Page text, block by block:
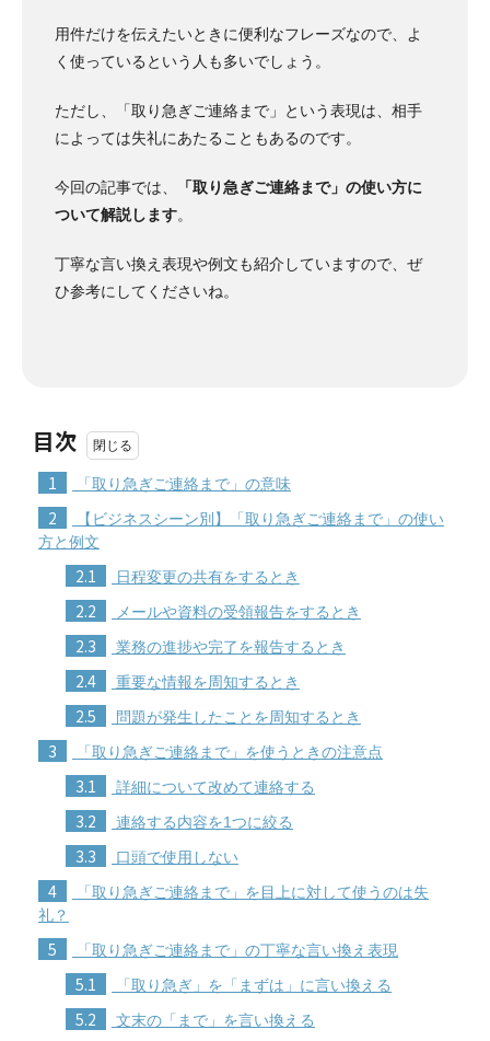
用件だけを伝えたいときに便利なフレーズなので、よ
く使っているという人も多いでしょう。
ただし、「取り急ぎご連絡まで」という表現は、相手
によっては失礼にあたることもあるのです。
今回の記事では、
「取り急ぎご連絡まで」の使い方に
ついて解説します。
丁寧な言い換え表現や例文も紹介していますので、ぜ
ひ参考にしてくださいね。
目次
1 「取り急ぎご連絡まで」の意味
2
【ビジネスシーン別】「取り急ぎご連絡まで」の使い
方と例文
2.1 日程変更の共有をするとき
2.2 メールや資料の受領報告をするとき
2.3 業務の進捗や完了を報告するとき
2.4 重要な情報を周知するとき
2.5 問題が発生したことを周知するとき
3 「取り急ぎご連絡まで」を使うときの注意点
3.1 詳細について改めて連絡する
3.2 連絡する内容を1つに絞る
3.3 口頭で使用しない
4
「取り急ぎご連絡まで」を目上に対して使うのは失
礼？
5 「取り急ぎご連絡まで」の丁寧な言い換え表現
5.1 「取り急ぎ」を「まずは」に言い換える
5.2 文末の「まで」を言い換える